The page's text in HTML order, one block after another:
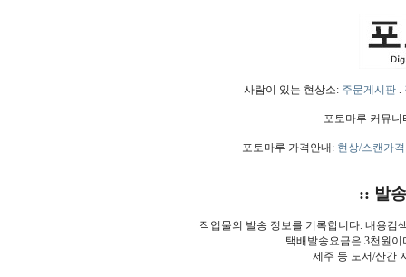
사람이 있는 현상소: 주문게시판.
포토마루 커뮤
포토마루 가격안내: 현상/스캔가격
:: 발
작업물의 발송 정보를 기록합니다. 내용검
택배발송요금은 3천원
제주 등 도서/산간